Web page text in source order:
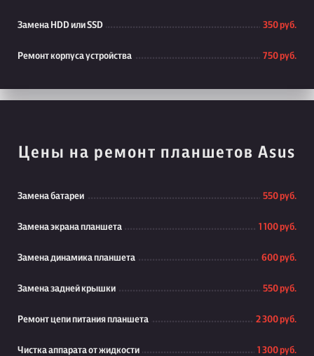
Замена HDD или SSD 350 руб.
Ремонт корпуса устройства 750 руб.
Цены на ремонт планшетов Asus
Замена батареи 550 руб.
Замена экрана планшета 1 100 руб.
Замена динамика планшета 600 руб.
Замена задней крышки 550 руб.
Ремонт цепи питания планшета 2 300 руб.
Чистка аппарата от жидкости 1 300 руб.